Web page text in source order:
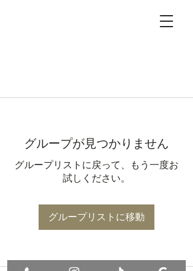
グループが見つかりません
グループリストに戻って、もう一度お
試しください。
グループリストに移動